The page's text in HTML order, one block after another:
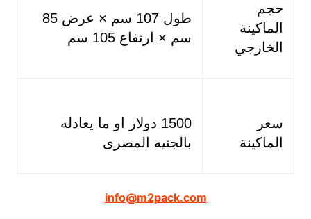
حجم
الماكينة
الخارجي
طول 107 سم × عرض 85
سم × ارتفاع 105 سم
سعر
الماكينة
1500 دولار او ما يعادله
بالجنيه المصرى
info@m2pack.com